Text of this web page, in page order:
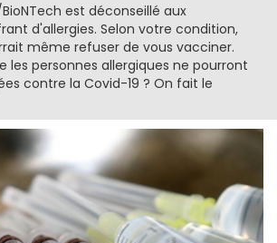
est déconseillé aux
d'allergies. Selon votre condition,
même refuser de vous vacciner.
les personnes allergiques ne pourront
contre la Covid-19 ? On fait le